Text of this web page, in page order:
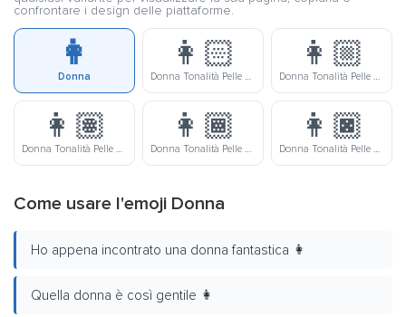
confrontare i design delle piattaforme.
👩
Donna
👩🏻
Donna Tonalità Pelle Chiara
👩🏼
Donna Tonalità Pelle Medio-Chiara
👩🏽
Donna Tonalità Pelle Media
👩🏾
Donna Tonalità Pelle Medio-Scura
👩🏿
Donna Tonalità Pelle Scura
Come usare l'emoji Donna
Ho appena incontrato una donna fantastica 👩
Quella donna è così gentile 👩